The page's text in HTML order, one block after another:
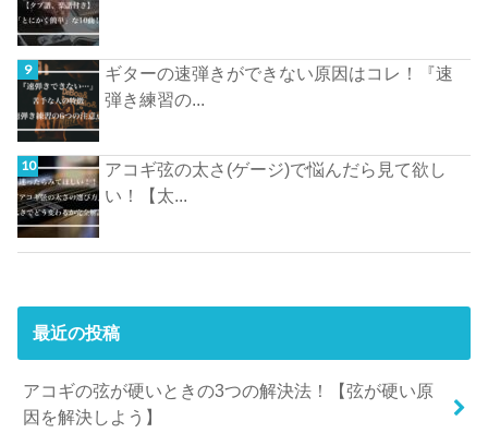
ギターの速弾きができない原因はコレ！『速
弾き練習の...
アコギ弦の太さ(ゲージ)で悩んだら見て欲し
い！【太...
最近の投稿
アコギの弦が硬いときの3つの解決法！【弦が硬い原
因を解決しよう】